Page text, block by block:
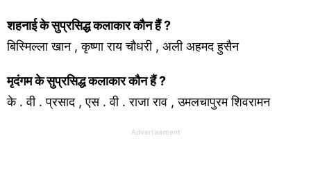
शहनाई के सुप्रसिद्ध कलाकार कौन हैं ?
बिस्मिल्ला खान , कृष्णा राय चौधरी , अली अहमद हुसैन
मृदंगम के सुप्रसिद्ध कलाकार कौन हैं ?
के . वी . प्रसाद , एस . वी . राजा राव , उमलचापुरम शिवरामन
Advertisement